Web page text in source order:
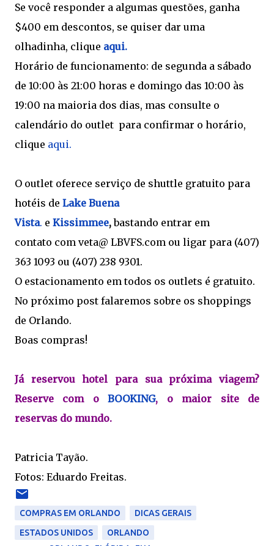
Se você responder a algumas questões, ganha
$400 em descontos, se quiser dar uma
olhadinha, clique aqui.
Horário de funcionamento: de segunda a sábado
de 10:00 às 21:00 horas e domingo das 10:00 às
19:00 na maioria dos dias, mas consulte o
calendário do outlet para confirmar o horário,
clique aqui.
O outlet oferece serviço de shuttle gratuito para
hotéis de Lake Buena
Vista. e Kissimmee,bastando entrar em
contato com veta@ LBVFS.com ou ligar para (407)
363 1093 ou (407) 238 9301.
O estacionamento em todos os outlets é gratuito.
No próximo post falaremos sobre os shoppings
de Orlando.
Boas compras!
Já reservou hotel para sua próxima viagem?
Reserve com oBOOKING, o maior site de
reservas do mundo.
Patricia Tayão.
Fotos: Eduardo Freitas.
COMPRAS EM ORLANDO
DICAS GERAIS
ESTADOS UNIDOS
ORLANDO